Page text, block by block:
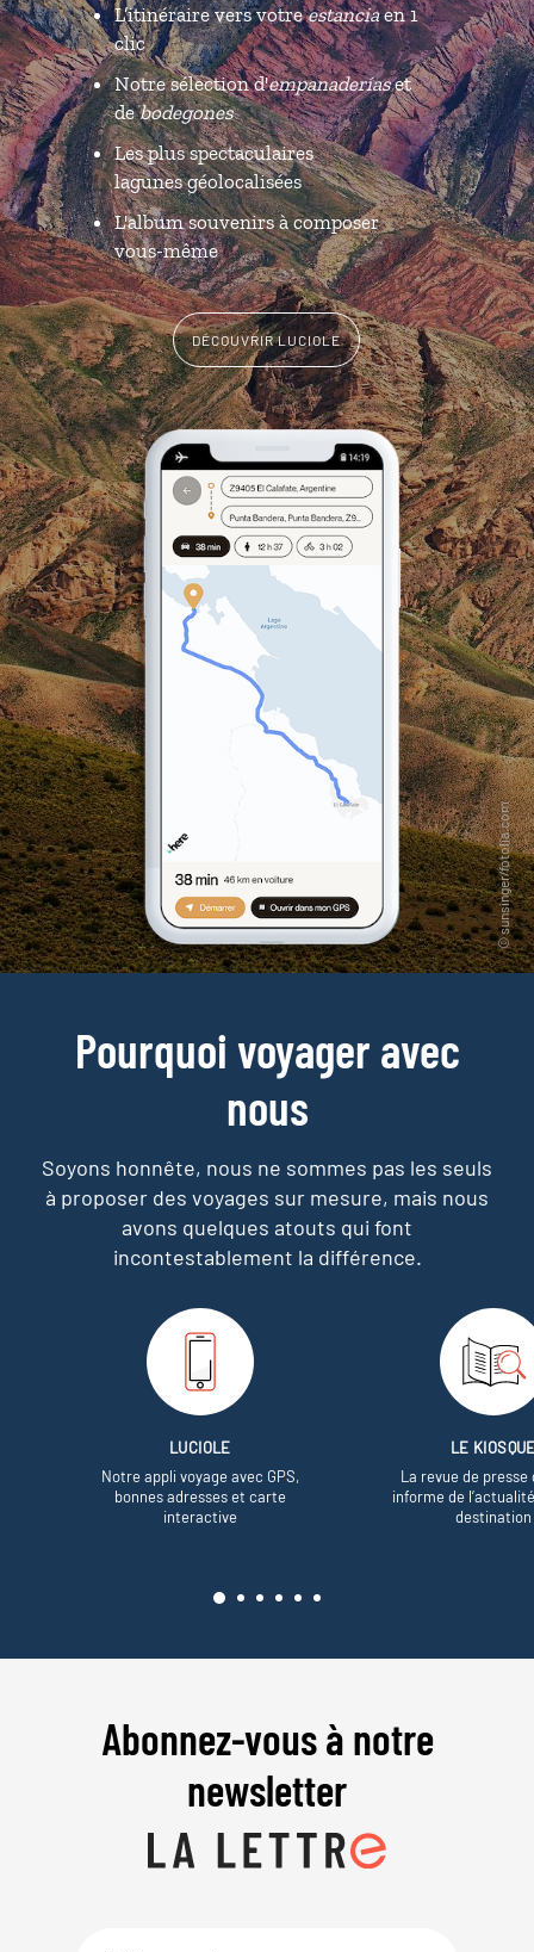
L’itinéraire vers votreestanciaen 1
clic
Notre sélection d'empanaderíaset
debodegones
Les plus spectaculaires
lagunes géolocalisées
L'album souvenirs à composer
vous-même
DÉCOUVRIR LUCIOLE
Pourquoi voyager avec
nous
Soyons honnête, nous ne sommes pas les seuls
à proposer des voyages sur mesure, mais nous
avons quelques atouts qui font
incontestablement la différence.
LUCIOLE
Notre appli voyage avec GPS,
bonnes adresses et carte
interactive
LE
La revue de presse
informe de
destination
Abonnez-vous à notre
newsletter